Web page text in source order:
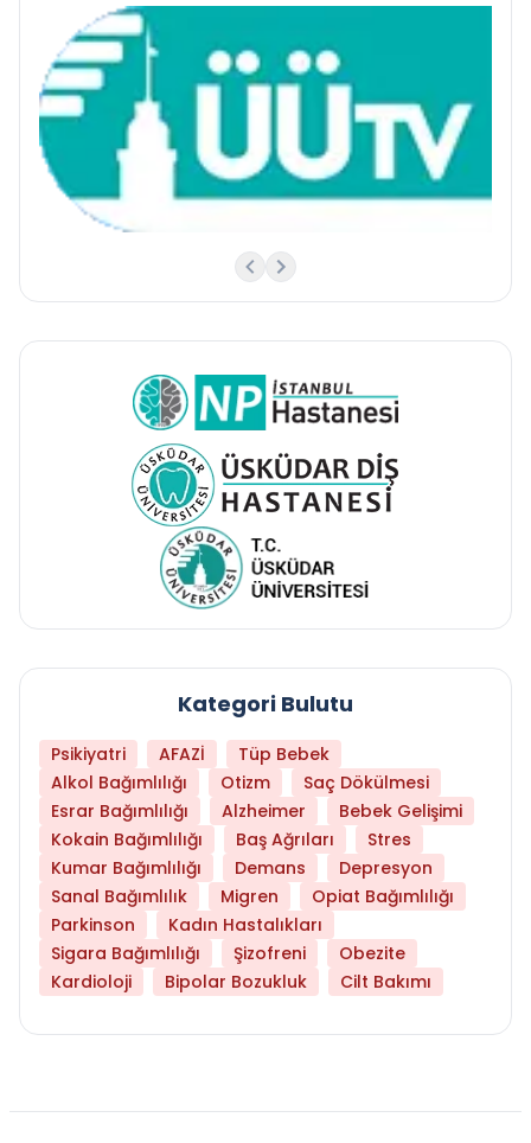
Kategori Bulutu
Psikiyatri AFAZİ
Tüp Bebek
Alkol Bağımlılığı
Otizm
Saç Dökülmesi
Esrar Bağımlılığı
Alzheimer
Bebek Gelişimi
Kokain Bağımlılığı
Baş Ağrıları
Stres
Kumar Bağımlılığı
Demans
Depresyon
Sanal Bağımlılık
Migren
Opiat Bağımlılığı
Parkinson
Kadın Hastalıkları
Sigara Bağımlılığı
Şizofreni
Obezite
Kardioloji
Bipolar Bozukluk Cilt Bakımı